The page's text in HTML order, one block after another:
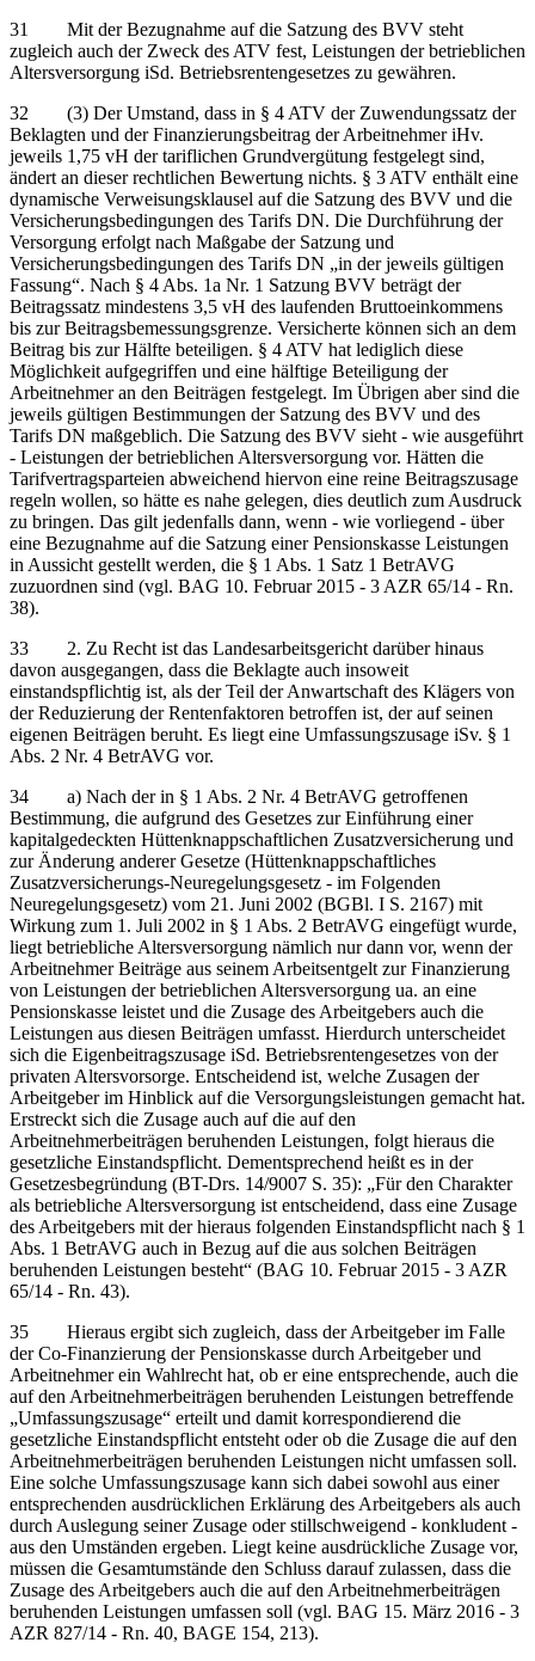
31 Mit der Bezugnahme auf die Satzung des BVV steht
zugleich auch der Zweck des ATV fest, Leistungen der betrieblichen
Altersversorgung iSd. Betriebsrentengesetzes zu gewähren.
32 (3) Der Umstand, dass in § 4 ATV der Zuwendungssatz der
Beklagten und der Finanzierungsbeitrag der Arbeitnehmer iHv.
jeweils 1,75 vH der tariflichen Grundvergütung festgelegt sind,
ändert an dieser rechtlichen Bewertung nichts. § 3 ATV enthält eine
dynamische Verweisungsklausel auf die Satzung des BVV und die
Versicherungsbedingungen des Tarifs DN. Die Durchführung der
Versorgung erfolgt nach Maßgabe der Satzung und
Versicherungsbedingungen des Tarifs DN „in der jeweils gültigen
Fassung“. Nach § 4 Abs. 1a Nr. 1 Satzung BVV beträgt der
Beitragssatz mindestens 3,5 vH des laufenden Bruttoeinkommens
bis zur Beitragsbemessungsgrenze. Versicherte können sich an dem
Beitrag bis zur Hälfte beteiligen. § 4 ATV hat lediglich diese
Möglichkeit aufgegriffen und eine hälftige Beteiligung der
Arbeitnehmer an den Beiträgen festgelegt. Im Übrigen aber sind die
jeweils gültigen Bestimmungen der Satzung des BVV und des
Tarifs DN maßgeblich. Die Satzung des BVV sieht - wie ausgeführt
- Leistungen der betrieblichen Altersversorgung vor. Hätten die
Tarifvertragsparteien abweichend hiervon eine reine Beitragszusage
regeln wollen, so hätte es nahe gelegen, dies deutlich zum Ausdruck
zu bringen. Das gilt jedenfalls dann, wenn - wie vorliegend - über
eine Bezugnahme auf die Satzung einer Pensionskasse Leistungen
in Aussicht gestellt werden, die § 1 Abs. 1 Satz 1 BetrAVG
zuzuordnen sind (vgl. BAG 10. Februar 2015 - 3 AZR 65/14 - Rn.
38).
33 2. Zu Recht ist das Landesarbeitsgericht darüber hinaus
davon ausgegangen, dass die Beklagte auch insoweit
einstandspflichtig ist, als der Teil der Anwartschaft des Klägers von
der Reduzierung der Rentenfaktoren betroffen ist, der auf seinen
eigenen Beiträgen beruht. Es liegt eine Umfassungszusage iSv. § 1
Abs. 2 Nr. 4 BetrAVG vor.
34 a) Nach der in § 1 Abs. 2 Nr. 4 BetrAVG getroffenen
Bestimmung, die aufgrund des Gesetzes zur Einführung einer
kapitalgedeckten Hüttenknappschaftlichen Zusatzversicherung und
zur Änderung anderer Gesetze (Hüttenknappschaftliches
Zusatzversicherungs-Neuregelungsgesetz - im Folgenden
Neuregelungsgesetz) vom 21. Juni 2002 (BGBl. I S. 2167) mit
Wirkung zum 1. Juli 2002 in § 1 Abs. 2 BetrAVG eingefügt wurde,
liegt betriebliche Altersversorgung nämlich nur dann vor, wenn der
Arbeitnehmer Beiträge aus seinem Arbeitsentgelt zur Finanzierung
von Leistungen der betrieblichen Altersversorgung ua. an eine
Pensionskasse leistet und die Zusage des Arbeitgebers auch die
Leistungen aus diesen Beiträgen umfasst. Hierdurch unterscheidet
sich die Eigenbeitragszusage iSd. Betriebsrentengesetzes von der
privaten Altersvorsorge. Entscheidend ist, welche Zusagen der
Arbeitgeber im Hinblick auf die Versorgungsleistungen gemacht hat.
Erstreckt sich die Zusage auch auf die auf den
Arbeitnehmerbeiträgen beruhenden Leistungen, folgt hieraus die
gesetzliche Einstandspflicht. Dementsprechend heißt es in der
Gesetzesbegründung (BT-Drs. 14/9007 S. 35): „Für den Charakter
als betriebliche Altersversorgung ist entscheidend, dass eine Zusage
des Arbeitgebers mit der hieraus folgenden Einstandspflicht nach § 1
Abs. 1 BetrAVG auch in Bezug auf die aus solchen Beiträgen
beruhenden Leistungen besteht“ (BAG 10. Februar 2015 - 3 AZR
65/14 - Rn. 43).
35 Hieraus ergibt sich zugleich, dass der Arbeitgeber im Falle
der Co-Finanzierung der Pensionskasse durch Arbeitgeber und
Arbeitnehmer ein Wahlrecht hat, ob er eine entsprechende, auch die
auf den Arbeitnehmerbeiträgen beruhenden Leistungen betreffende
„Umfassungszusage“ erteilt und damit korrespondierend die
gesetzliche Einstandspflicht entsteht oder ob die Zusage die auf den
Arbeitnehmerbeiträgen beruhenden Leistungen nicht umfassen soll.
Eine solche Umfassungszusage kann sich dabei sowohl aus einer
entsprechenden ausdrücklichen Erklärung des Arbeitgebers als auch
durch Auslegung seiner Zusage oder stillschweigend - konkludent -
aus den Umständen ergeben. Liegt keine ausdrückliche Zusage vor,
müssen die Gesamtumstände den Schluss darauf zulassen, dass die
Zusage des Arbeitgebers auch die auf den Arbeitnehmerbeiträgen
beruhenden Leistungen umfassen soll (vgl. BAG 15. März 2016 - 3
AZR 827/14 - Rn. 40, BAGE 154, 213).